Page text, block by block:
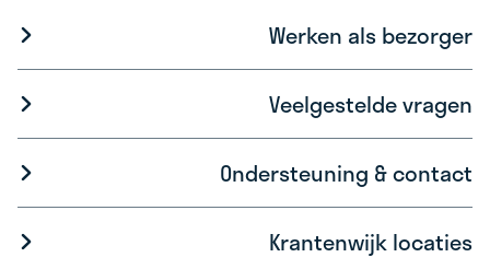
Werken als bezorger
Veelgestelde vragen
Ondersteuning & contact
Krantenwijk locaties